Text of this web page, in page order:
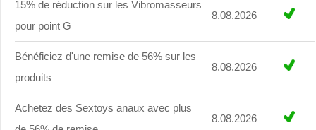
15% de réduction sur les Vibromasseurs
pour point G
8.08.2026
Bénéficiez d'une remise de 56% sur les
produits
8.08.2026
Achetez des Sextoys anaux avec plus
8.08.2026